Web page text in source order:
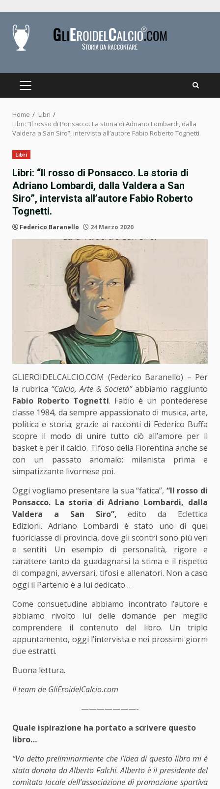
content
PRIMARY
Home
Libri
Libri: “Il rosso di Ponsacco. La storia di Adriano Lombardi, dalla
Valdera a San Siro”, intervista all’autore Fabio Roberto Tognetti.
Libri
Libri: “Il rosso di Ponsacco. La storia di
Adriano Lombardi, dalla Valdera a San
Siro”, intervista all’autore Fabio Roberto
Tognetti.
Federico Baranello 24 Marzo 2020
GLIEROIDELCALCIO.COM (Federico Baranello) – Per
la rubrica “Calcio, Arte & Società” abbiamo raggiunto
Fabio Roberto Tognetti. Fabio è un pontederese
classe 1984, da sempre appassionato di musica, arte,
politica e storia; grazie ai racconti di Federico Buffa
scopre il modo di unire tutto ciò all’amore per il
basket e per il calcio. Tifoso della Fiorentina anche se
con un passato anomalo: milanista prima e
simpatizzante livornese poi.
Oggi vogliamo presentare la sua “fatica”, “Il rosso di
Ponsacco. La storia di Adriano Lombardi, dalla
Valdera a San Siro”,edito da Eclettica
Edizioni. Adriano Lombardi è stato uno di quei
fuoriclasse di provincia, dove gli scontri sono più veri
e sentiti. Un esempio di personalità, rigore e
carattere tanto da guadagnarsi la stima e il rispetto
di compagni, avversari, tifosi e allenatori. Non a caso
oggi il Partenio è a lui dedicato…
Come consuetudine abbiamo incontrato l’autore e
abbiamo rivolto lui delle domande per meglio
comprendere il contenuto del libro. Un triplo
appuntamento, oggi l’intervista e nei prossimi giorni
due estratti.
Buona lettura.
Il team de GliEroidelCalcio.com
———————-
Quale ispirazione ha portato a scrivere questo
libro…
“Va detto preliminarmente che l’idea di questo libro mi è
stata donata da Alberto Falchi. Alberto è il presidente del
comitato locale dell’associazione di promozione sportiva